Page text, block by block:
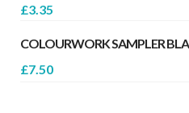
£3.35
COLOURWORK SAMPLER
£7.50